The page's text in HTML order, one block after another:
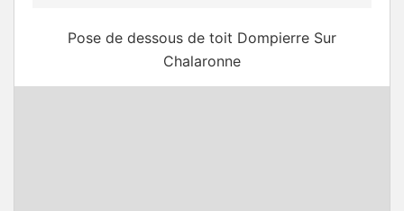
Pose de dessous de toit Dompierre Sur
Chalaronne